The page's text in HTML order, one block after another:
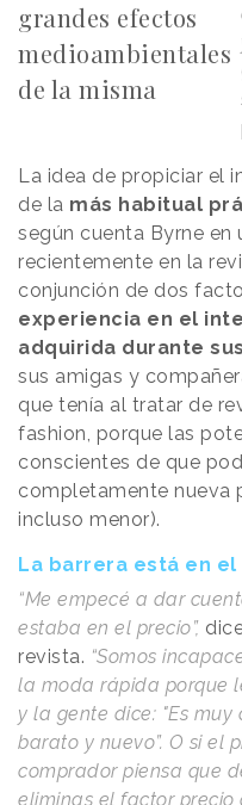
grandes efectos
medioambientales
de la misma
La idea de propiciar el
de la más habitual
según cuenta Byrne
recientemente en la
conjunción de dos
experiencia en el
adquirida durante
sus amigas y
que tenía al tratar de
fashion, porque las
conscientes de que
completamente nueva
incluso menor).
La barrera está en
“Me empecé a dar
estaba en el precio”,
revista. “Somos
la moda rápida porque
y la gente dice: "Es
barato y nuevo”. O si el
comprador piensa que
eliminas el factor